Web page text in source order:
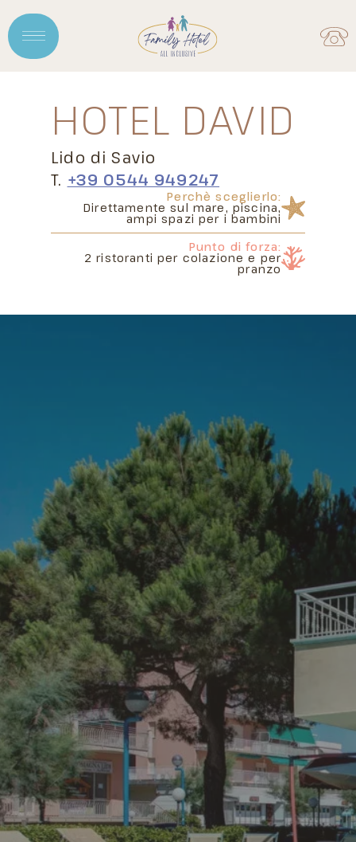
HOTEL DAVID
Lido di Savio
T. +39 0544 949247
Perchè sceglierlo:
Direttamente sul mare, piscina,
ampi spazi per i bambini
Punto di forza:
2 ristoranti per colazione e per
pranzo